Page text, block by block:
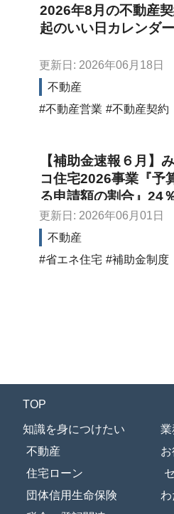
2026年8月の不動産
起のいい日カレンダー
更新日: 2026年06月18日
不動産
不動産営業
不動産契約
【補助金速報６月】
コ住宅2026事業『予
る申請額の割合』24
更新日: 2026年06月01日
不動産
省エネ住宅
補助金制度
TOP
知識を身につけたい
不動産
住宅ローン
団体信用生命保険
業